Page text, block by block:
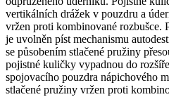
vertikálních drážek v pouzdru a
vržen proti kombinované rozbušce.
je uvolněn píst mechanismu
se působením stlačené pružiny
pojistné kuličky vypadnou do
spojovacího pouzdra nápichového
stlačené pružiny vržen proti